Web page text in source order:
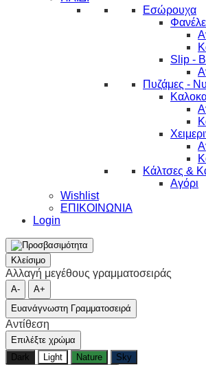
Εσώρουχα
Slip -
Πυζάμες -
Κάλτσες &
Αγόρι
Wishlist
ΕΠΙΚΟΙΝΩΝΙΑ
Login
Κλείσιμο
Αλλαγή μεγέθους γραμματοσειράς
A-
A+
Ευανάγνωστη Γραμματοσειρά
Αντίθεση
Επιλέξτε χρώμα
Dark
Light Nature
Sky